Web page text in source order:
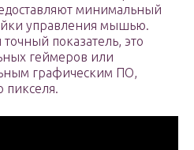
минимальный
управления мышью.
показатель, это
геймеров или
графическим ПО,
пикселя.